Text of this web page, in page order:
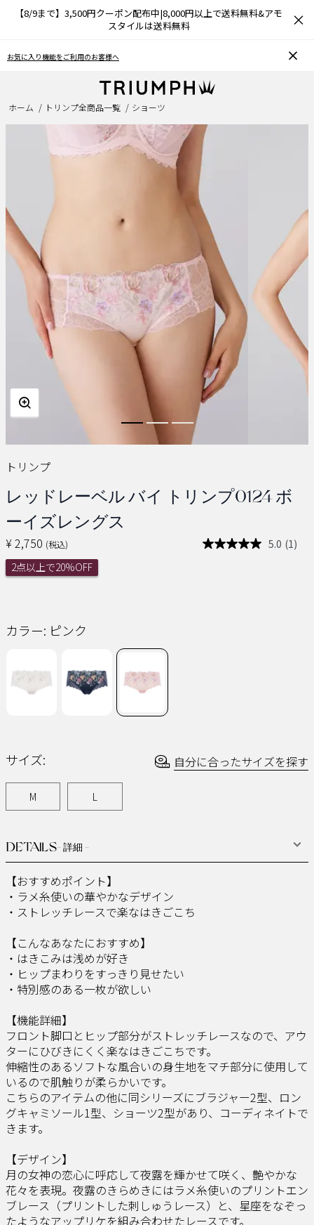
【8/9まで】3,500円クーポン配布中|8,000円以上で送料無料&アモ
スタイルは送料無料
×
お気に入り機能をご利用のお客様へ
ホーム トリンプ全商品一覧 ショーツ
DETAILS- 詳細 -
【おすすめポイント】
・ラメ糸使いの華やかなデザイン
・ストレッチレースで楽なはきごこち
【こんなあなたにおすすめ】
・はきこみは浅めが好き
・ヒップまわりをすっきり見せたい
・特別感のある一枚が欲しい
【機能詳細】
フロント脚口とヒップ部分がストレッチレースなので、アウ
ターにひびきにくく楽なはきごこちです。
伸縮性のあるソフトな風合いの身生地をマチ部分に使用して
いるので肌触りが柔らかいです。
こちらのアイテムの他に同シリーズにブラジャー2型、ロン
グキャミソール1型、ショーツ2型があり、コーディネイトで
きます。
【デザイン】
月の女神の恋心に呼応して夜露を輝かせて咲く、艶やかな
花々を表現。夜露のきらめきにはラメ糸使いのプリントエン
ブレース（プリントした刺しゅうレース）と、星座をなぞっ
たようなアップリケを組み合わせたレースです。
トリンプ
レッドレーベル バイ トリンプ0124 ボ
ーイズレングス
¥ 2,750 (税込) 5.0 レ
(1)
2点以上で20%OFF
カラー: ピンク
サイズ: 自分に合ったサイズを探す
M L